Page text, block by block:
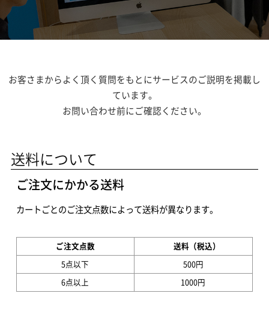
お客さまからよく頂く質問をもとにサービスのご説明を掲載し
ています。
お問い合わせ前にご確認ください。
送料について
ご注文にかかる送料
カートごとのご注文点数によって送料が異なります。
ご注文点数 送料（税込）
5点以下 500円
6点以上 1000円